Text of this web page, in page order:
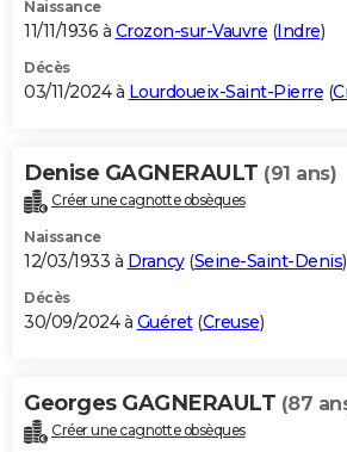
PROGRAMME TV
S'inscrire
Se connecter
Lycées
Collèges
Primaires
Universités
Entreprises
Service militaire
Avis de recherche
AVIS DE DÉCÈS
Bricolage
Lifestyle
Culture
Sport
Auto
Television
Voyage
Cinema
Naissance
11/11/1936 à Crozon-sur-Vauvre (Indre)
Décès
03/11/2024 à Lourdoueix-Saint-Pierre (
Denise GAGNERAULT (91 ans)
Créer une cagnotte obsèques
Naissance
12/03/1933 à Drancy(Seine-Saint-Denis)
Décès
30/09/2024 à Guéret(Creuse)
Georges GAGNERAULT (87
Créer une cagnotte obsèques